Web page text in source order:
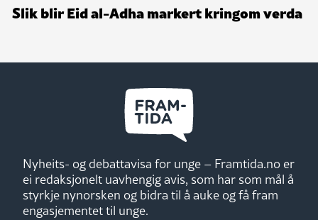
Slik blir Eid al-Adha markert kringom verda
Nyheits- og debattavisa for unge – Framtida.no er
ei redaksjonelt uavhengig avis, som har som mål å
styrkje nynorsken og bidra til å auke og få fram
engasjementet til unge.